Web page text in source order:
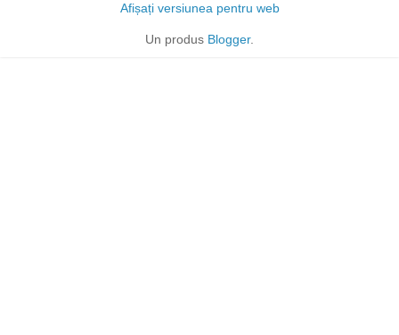
Afișați versiunea pentru web
Un produs Blogger.